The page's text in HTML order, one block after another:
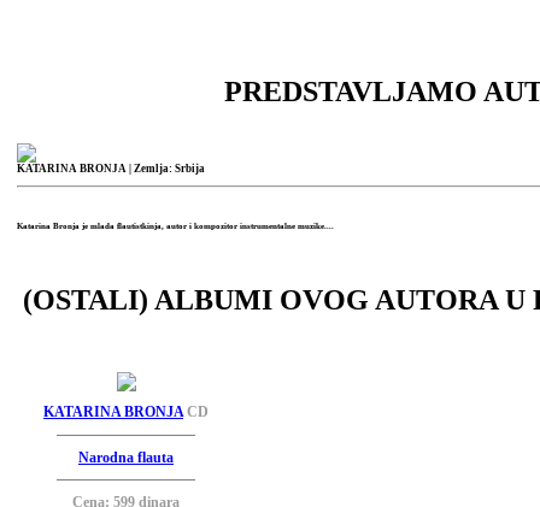
PREDSTAVLJAMO
KATARINA BRONJA | Zemlja: Srbija
Katarina Bronja je mlada flautistkinja, autor i kompozitor instrumentalne muzike....
(OSTALI) ALBUMI OVOG AUTORA U
KATARINA BRONJACD
Narodna flauta
Cena: 599 dinara